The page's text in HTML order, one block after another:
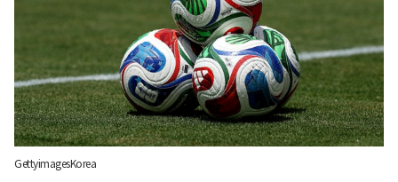
GettyimagesKorea